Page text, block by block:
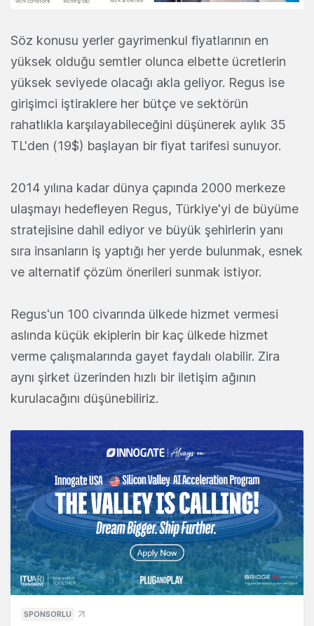
Söz konusu yerler gayrimenkul fiyatlarının en
yüksek olduğu semtler olunca elbette ücretlerin
yüksek seviyede olacağı akla geliyor. Regus ise
girişimci iştiraklere her bütçe ve sektörün
rahatlıkla karşılayabileceğini düşünerek aylık 35
TL'den (19$) başlayan bir fiyat tarifesi sunuyor.
2014 yılına kadar dünya çapında 2000 merkeze
ulaşmayı hedefleyen Regus, Türkiye'yi de büyüme
stratejisine dahil ediyor ve büyük şehirlerin yanı
sıra insanların iş yaptığı her yerde bulunmak, esnek
ve alternatif çözüm önerileri sunmak istiyor.
Regus'un 100 civarında ülkede hizmet vermesi
aslında küçük ekiplerin bir kaç ülkede hizmet
verme çalışmalarında gayet faydalı olabilir. Zira
aynı şirket üzerinden hızlı bir iletişim ağının
kurulacağını düşünebiliriz.
SPONSORLU